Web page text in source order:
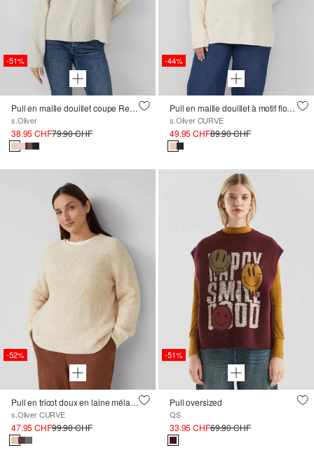
-51%
Pull en maille douillet coupe Relaxed Fit avec fentes
s.Oliver
38.95 CHF79.90 CHF
-44%
Pull en maille douillet à motif floral et coupe Regular Fit
s.Oliver CURVE
49.95 CHF89.90 CHF
-52%
Pull en tricot doux en laine mélangée avec motif maille
s.Oliver CURVE
47.95 CHF99.90 CHF
-51%
Pull oversized
QS
33.95 CHF69.90 CHF